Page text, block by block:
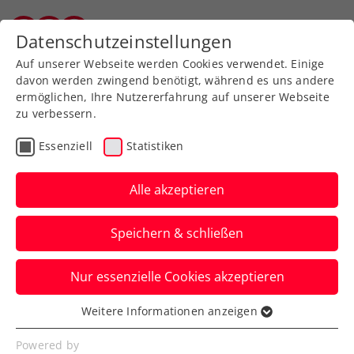
Turniere
Generali Open Kitzbühel:
Österreicherduell Ofner
gegen Neumayer
Dominic Thiem hat indes bei seinem
Abschied vom ATP-Turnier in Tirol einen
formstarken Gegner erwischt.
Verfasst von: Presseaussendung / Redaktion, 20.07.2024
Datenschutzeinstellungen
Auf unserer Webseite werden Cookies verwendet. Einige
davon werden zwingend benötigt, während es uns andere
ermöglichen, Ihre Nutzererfahrung auf unserer Webseite
zu verbessern.
Essenziell Statistiken
Alle akzeptieren
Speichern & schließen
Nur essenzielle Cookies akzeptieren
Essenziell
Essenzielle Cookies werden für grundlegende
Weitere Informationen anzeigen
Powered by